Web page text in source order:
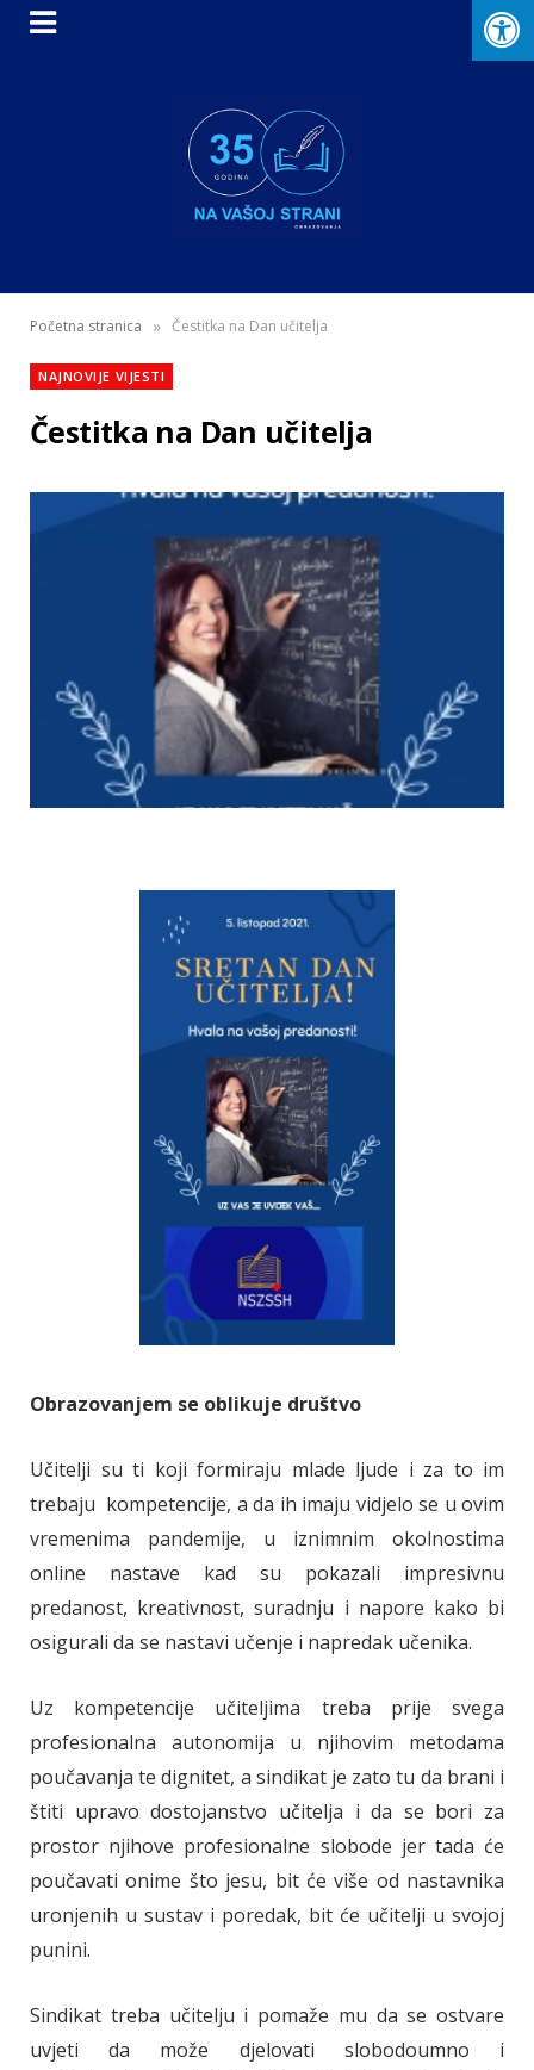
Početna stranica » Čestitka na Dan učitelja
NAJNOVIJE VIJESTI
Čestitka na Dan učitelja
Obrazovanjem se oblikuje društvo
Učitelji su ti koji formiraju mlade ljude i za to im
trebaju kompetencije, a da ih imaju vidjelo se u ovim
vremenima pandemije, u iznimnim okolnostima
online nastave kad su pokazali impresivnu
predanost, kreativnost, suradnju i napore kako bi
osigurali da se nastavi učenje i napredak učenika.
Uz kompetencije učiteljima treba prije svega
profesionalna autonomija u njihovim metodama
poučavanja te dignitet, a sindikat je zato tu da brani i
štiti upravo dostojanstvo učitelja i da se bori za
prostor njihove profesionalne slobode jer tada će
poučavati onime što jesu, bit će više od nastavnika
uronjenih u sustav i poredak, bit će učitelji u svojoj
punini.
Sindikat treba učitelju i pomaže mu da se ostvare
uvjeti da može djelovati slobodoumno i